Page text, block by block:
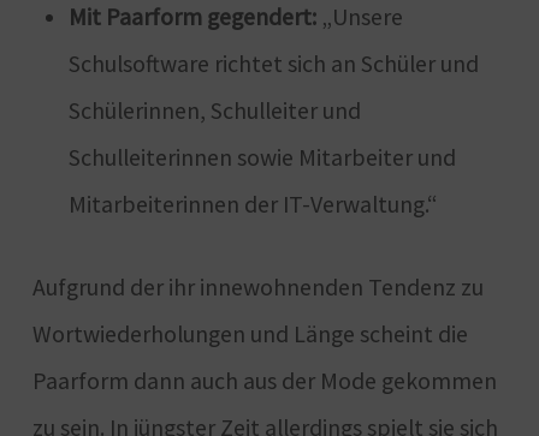
Mit Paarform gegendert:„Unsere
Schulsoftware richtet sich an Schüler und
Schülerinnen, Schulleiter und
Schulleiterinnen sowie Mitarbeiter und
Mitarbeiterinnen der IT-Verwaltung.“
Aufgrund der ihr innewohnenden Tendenz zu
Wortwiederholungen und Länge scheint die
Paarform dann auch aus der Mode gekommen
zu sein. In jüngster Zeit allerdings spielt sie sich